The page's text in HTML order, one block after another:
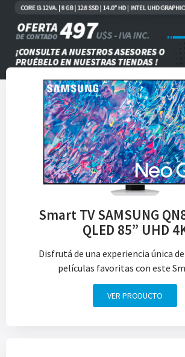
Smart TV SAMSUNG
QLED 85” UHD
Disfrutá de una experiencia única
películas favoritas con este
VER PRODUCTO